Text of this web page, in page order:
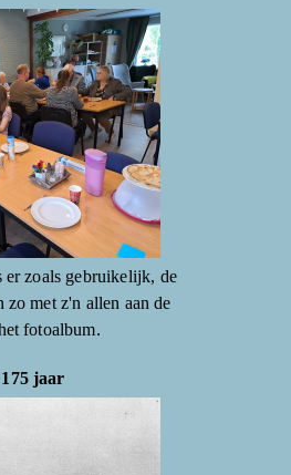
er zoals gebruikelijk, de
met z'n allen aan de
fotoalbum.
jaar